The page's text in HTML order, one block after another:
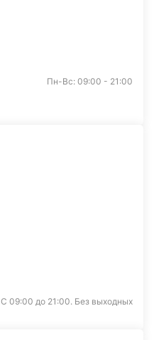
Пн-Вс: 09:00 - 21:00
С 09:00 до 21:00. Без выходных